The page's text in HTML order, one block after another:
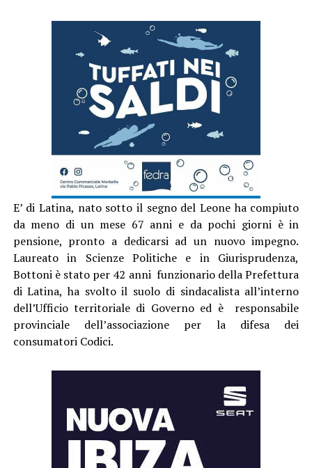
E’ di Latina, nato sotto il segno del Leone ha compiuto
da meno di un mese 67 anni e da pochi giorni è in
pensione, pronto a dedicarsi ad un nuovo impegno.
Laureato in Scienze Politiche e in Giurisprudenza,
Bottoni è stato per 42 anni funzionario della Prefettura
di Latina, ha svolto il suolo di sindacalista all’interno
dell’Ufficio territoriale di Governo ed è responsabile
provinciale dell’associazione per la difesa dei
consumatori Codici.